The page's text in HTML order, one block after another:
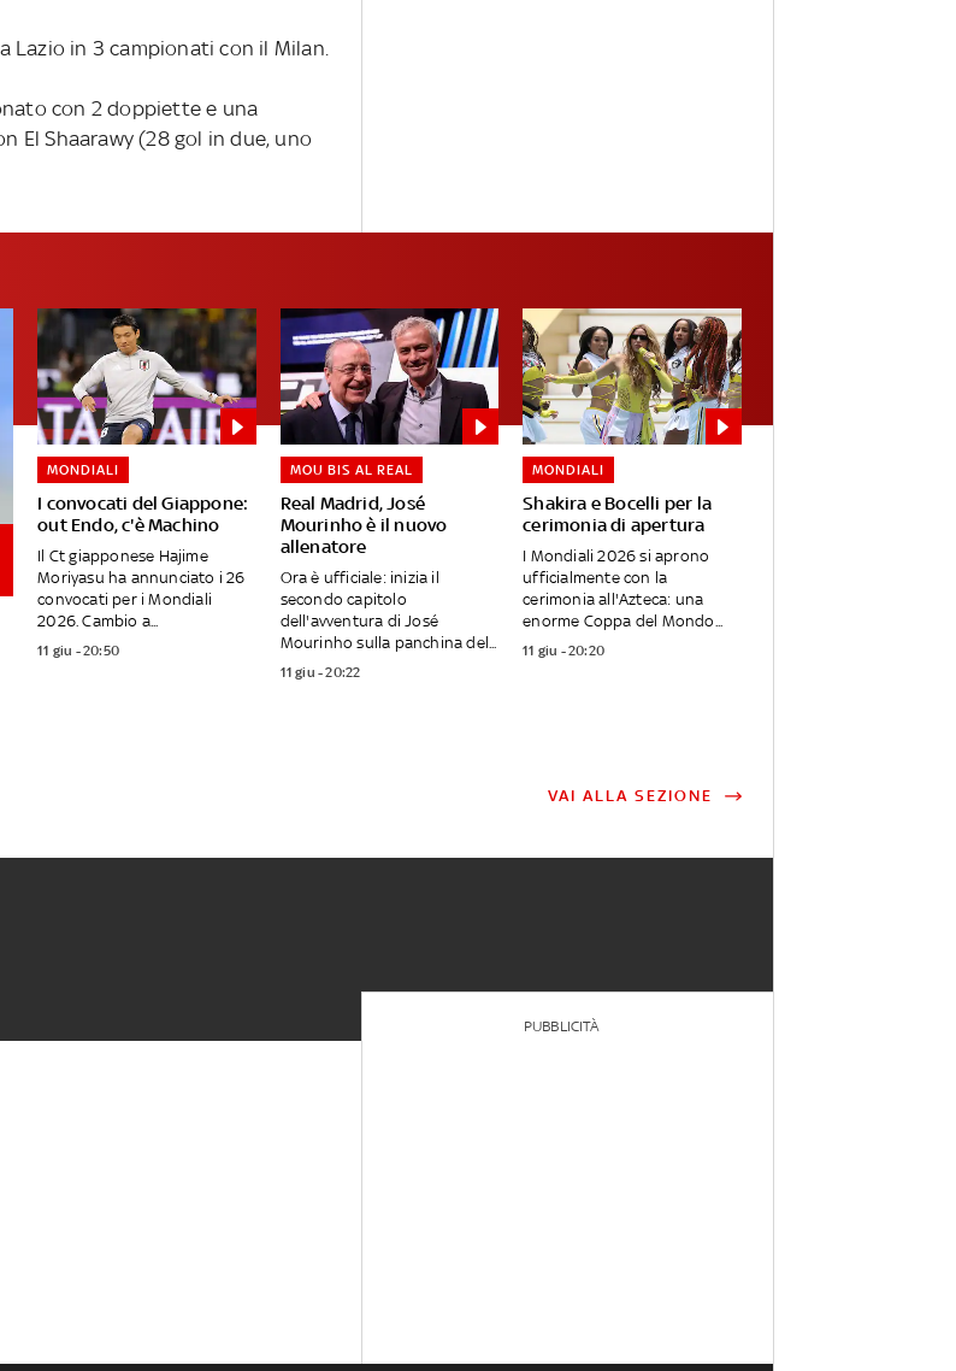
Lazio in 3 campionati con il Milan.
con 2 doppiette e una
El Shaarawy (28 gol in due, uno
I convocati del Giappone:
out Endo, c'è Machino
MONDIALI
Il Ct giapponese Hajime
Moriyasu ha annunciato i 26
convocati per i Mondiali
2026. Cambio a...
11 giu - 20:50
Real Madrid, José
Mourinho è il nuovo
allenatore
MOU BIS AL REAL
Ora è ufficiale: inizia il
secondo capitolo
dell'avventura di José
Mourinho sulla panchina del...
11 giu - 20:22
Shakira e Bocelli per la
cerimonia di apertura
MONDIALI
I Mondiali 2026 si aprono
ufficialmente con la
cerimonia all'Azteca: una
enorme Coppa del Mondo...
11 giu - 20:20
VAI ALLA SEZIONE
PUBBLICITÀ